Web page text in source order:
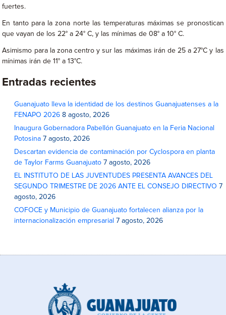
fuertes.
En tanto para la zona norte las temperaturas máximas se pronostican
que vayan de los 22° a 24° C, y las mínimas de 08° a 10° C.
Asimismo para la zona centro y sur las máximas irán de 25 a 27°C y las
mínimas irán de 11° a 13°C.
Entradas recientes
Guanajuato lleva la identidad de los destinos Guanajuatenses a la
FENAPO 2026 8 agosto, 2026
Inaugura Gobernadora Pabellón Guanajuato en la Feria Nacional
Potosina 7 agosto, 2026
Descartan evidencia de contaminación por Cyclospora en planta
de Taylor Farms Guanajuato 7 agosto, 2026
EL INSTITUTO DE LAS JUVENTUDES PRESENTA AVANCES DEL
SEGUNDO TRIMESTRE DE 2026 ANTE EL CONSEJO DIRECTIVO 7
agosto, 2026
COFOCE y Municipio de Guanajuato fortalecen alianza por la
internacionalización empresarial 7 agosto, 2026